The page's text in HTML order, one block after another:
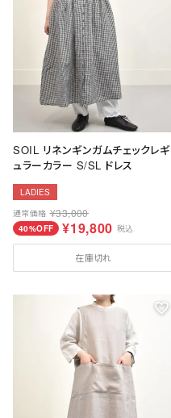
SOIL リネンギンガムチェックレギ
ュラーカラー S/SL ドレス
LADIES
通常価格 ¥33,000
40%OFF ¥19,800 税込
在庫切れ